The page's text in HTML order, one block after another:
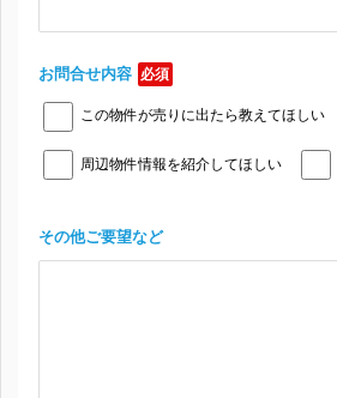
お問合せ内容 必須
この物件が売りに出たら教えてほしい
周辺物件情報を紹介してほしい
その他ご要望など